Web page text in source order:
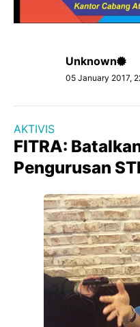
Unknown
05 January 2017,
AKTIVIS
FITRA:
Pengurusan